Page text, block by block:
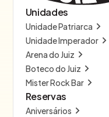
Unidades
Unidade Patriarca
Unidade Imperador
Arena do Juiz
Boteco do Juiz
Mister Rock Bar
Reservas
Aniversários